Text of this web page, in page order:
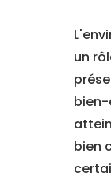
un
bien-
bien